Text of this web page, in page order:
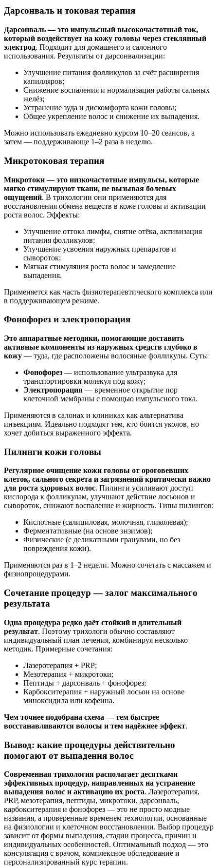
Дарсонваль и токовая терапия
Дарсонваль — это импульсный высокочастотный ток,
который воздействует на кожу головы через стеклянный
электрод. Подходит для домашнего и салонного
использования. Результаты от дарсонвализации:
Улучшение питания фолликулов за счёт расширения
капилляров;
Снижение воспаления и нормализация работы сальных
желёз;
Устранение зуда и дискомфорта кожи головы;
Общее укрепление волос и снижение их выпадения.
Можно использовать ежедневно курсом 10–20 сеансов, а
затем — поддерживающе 1–2 раза в неделю.
Микротоковая терапия
Микротоки — это низкочастотные импульсы, которые
мягко стимулируют ткани, не вызывая болевых
ощущений. В трихологии они применяются для
восстановления обмена веществ в коже головы и активации
роста волос. Эффекты:
Улучшение оттока лимфы, снятие отёка, активизация
питания фолликулов;
Улучшение усвоения наружных препаратов и
сывороток;
Мягкая стимуляция роста волос и замедление
выпадения.
Применяется как часть физиотерапевтического комплекса или
в поддерживающем режиме.
Фонофорез и электропорация
Это аппаратные методики, помогающие доставить
активные компоненты из наружных средств глубоко в
кожу — туда, где расположены волосяные фолликулы. Суть:
Фонофорез — использование ультразвука для
транспортировки молекул под кожу;
Электропорация — временное открытие пор
клеточной мембраны с помощью импульсного тока.
Применяются в салонах и клиниках как альтернатива
инъекциям. Идеально подходят тем, кто боится уколов, но
хочет добиться выраженного эффекта.
Пилинги кожи головы
Регулярное очищение кожи головы от ороговевших
клеток, сального секрета и загрязнений критически важно
для роста здоровых волос. Пилинги усиливают доступ
кислорода к фолликулам, улучшают действие лосьонов и
сывороток, снижают воспаление и жирность. Типы пилингов:
Кислотные (салициловая, молочная, гликолевая);
Ферментативные (на основе энзимов);
Физические (с деликатными гранулами, но без
повреждения кожи).
Применяются раз в 1–2 недели. Можно сочетать с массажем и
физиопроцедурами.
Сочетание процедур — залог максимального
результата
Одна процедура редко даёт стойкий и длительный
результат. Поэтому трихологи обычно составляют
индивидуальный план лечения, комбинируя несколько
методик. Примерные сочетания:
Лазеротерапия + PRP;
Мезотерапия + микротоки;
Пептиды + дарсонваль + фонофорез;
Карбокситерапия + наружный лосьон на основе
миноксидила или кофеина.
Чем точнее подобрана схема — тем быстрее
восстанавливаются волосы и тем надёжнее эффект.
Вывод: какие процедуры действительно
помогают от выпадения волос
Современная трихология располагает десятками
эффективных процедур, направленных на устранение
выпадения волос и активацию их роста. Лазеротерапия,
PRP, мезотерапия, пептиды, микротоки, дарсонваль,
карбокситерапия и фонофорез — это не просто модные
названия, а проверенные временем технологии, основанные
на физиологии и клеточном восстановлении. Выбор процедур
зависит от формы выпадения, стадии процесса, причин и
индивидуальных особенностей. Оптимальный подход — это
консультация с врачом, комплексное обследование и
персонализированный курс терапии.